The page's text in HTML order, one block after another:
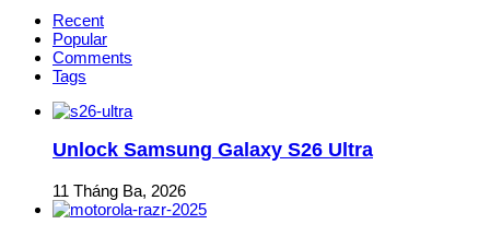
Recent
Popular
Comments
Tags
Unlock Samsung Galaxy S26 Ultra
11 Tháng Ba, 2026